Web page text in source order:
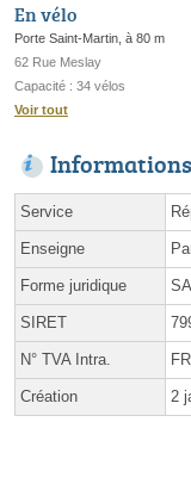
En vélo
Porte Saint-Martin, à 80 m
62 Rue Meslay
Capacité : 34 vélos
Voir tout
Informations
Service
Enseigne
Forme juridique
SIRET
N° TVA Intra.
Création 2